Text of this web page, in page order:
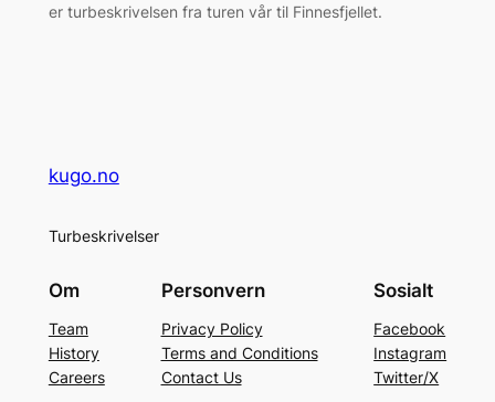
er turbeskrivelsen fra turen vår til Finnesfjellet.
kugo.no
Turbeskrivelser
Om
Team
History
Careers
Personvern
Privacy Policy
Terms and Conditions
Contact Us
Sosialt
Facebook
Instagram
Twitter/X